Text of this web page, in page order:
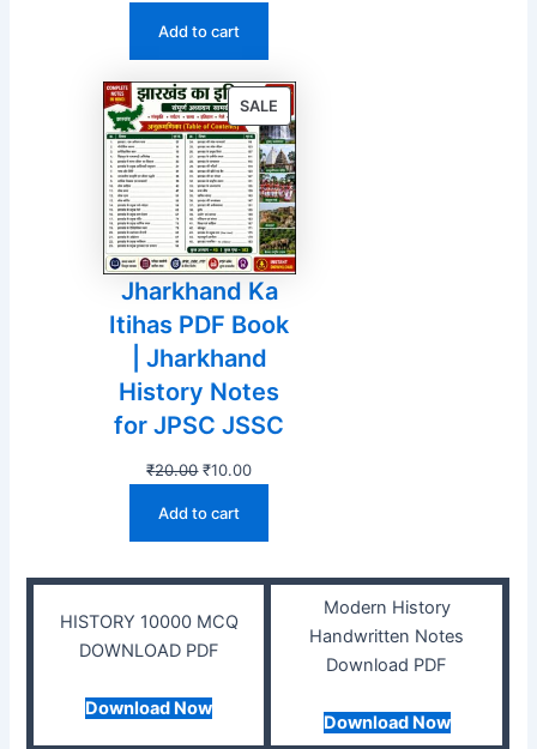
was:
Add to cart
SALE
ON
SALE
Jharkhand Ka
Itihas PDF Book
| Jharkhand
History Notes
for JPSC JSSC
₹20.00 Original
was:
₹10.00Current
Add to cart
HISTORY 10000 MCQ
DOWNLOAD PDF
Download Now
Modern History
Handwritten Notes
Download PDF
Download Now